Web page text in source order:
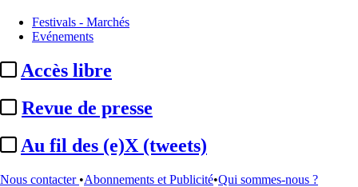
Festivals - Marchés
Evénements
Accès libre
Revue de presse
Au fil des (e)X (tweets)
Nous contacter •Abonnements et Publicité•Qui sommes-nous ?
Sommaire
Confidentiel
rapport mis ...